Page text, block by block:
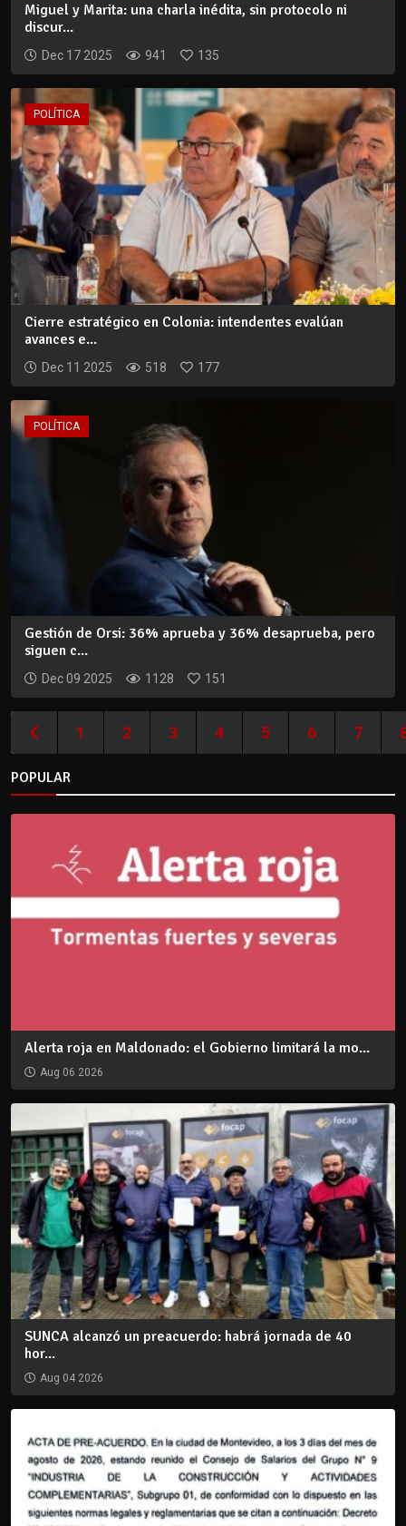
Miguel y Marita: una charla inédita, sin protocolo ni
discur...
Dec 17 2025 941 135
POLÍTICA
Cierre estratégico en Colonia: intendentes evalúan
avances e...
Dec 11 2025 518 177
POLÍTICA
Gestión de Orsi: 36% aprueba y 36% desaprueba, pero
siguen c...
Dec 09 2025 1128 151
1 2 3 4 5 6 7
POPULAR
Alerta roja en Maldonado: el Gobierno limitará la mo...
Aug 06 2026
SUNCA alcanzó un preacuerdo: habrá jornada de 40
hor...
Aug 04 2026